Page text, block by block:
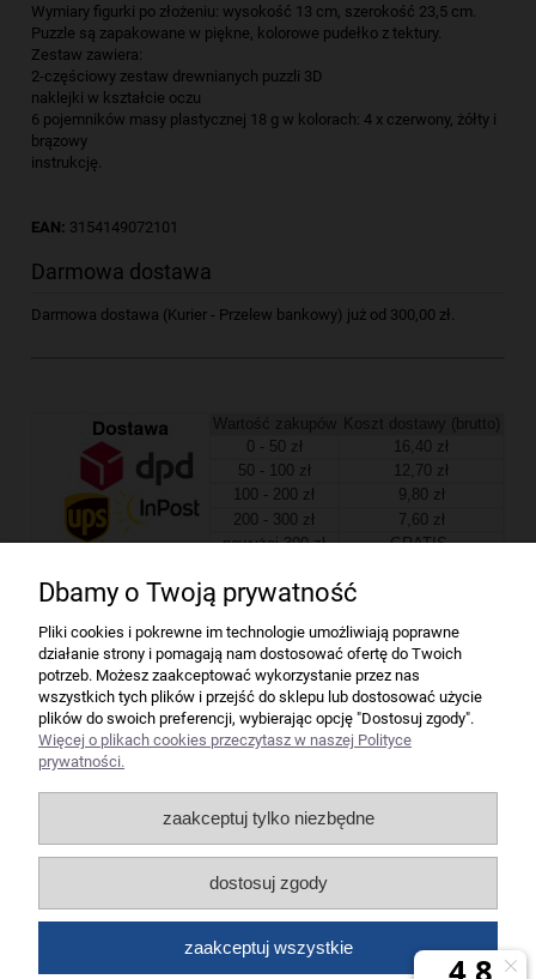
Wymiary figurki po złożeniu: wysokość 13 cm, szerokość 23,5 cm.
Puzzle są zapakowane w piękne, kolorowe pudełko z tektury.
Zestaw zawiera:
2-częściowy zestaw drewnianych puzzli 3D
naklejki w kształcie oczu
6 pojemników masy plastycznej 18 g w kolorach: 4 x czerwony, żółty i
brązowy
instrukcję.
EAN: 3154149072101
Darmowa dostawa
Darmowa dostawa (Kurier - Przelew bankowy) już od 300,00 zł.
Wartość zakupów
Koszt dostawy (brutto)
0 - 50 zł
16,40 zł
50 - 100 zł
12,70 zł
100 - 200 zł
9,80 zł
200 - 300 zł
7,60 zł
powyżej 300 zł
GRATIS
Firma
Bindownice wg producentów
Niszczarki wg producentów
Liczarki pieniędzy
Dbamy o Twoją prywatność
Pliki cookies i pokrewne im technologie umożliwiają poprawne
działanie strony i pomagają nam dostosować ofertę do Twoich
potrzeb. Możesz zaakceptować wykorzystanie przez nas
wszystkich tych plików i przejść do sklepu lub dostosować użycie
plików do swoich preferencji, wybierając opcję "Dostosuj zgody".
Więcej o plikach cookies przeczytasz w naszej Polityce
prywatności.
zaakceptuj tylko niezbędne
dostosuj zgody
zaakceptuj wszystkie